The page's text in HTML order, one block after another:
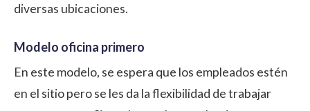
diversas ubicaciones.
Modelo oficina primero
En este modelo, se espera que los empleados estén
en el sitio pero se les da la flexibilidad de trabajar